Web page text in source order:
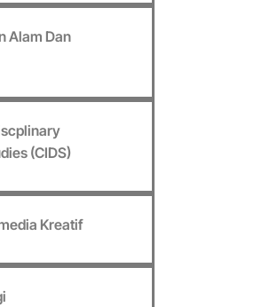
Alam Dan
(CIDS)
Kreatif